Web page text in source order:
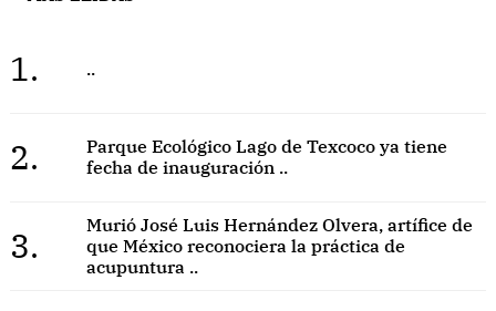
1. ..
2.
Parque Ecológico Lago de Texcoco ya tiene
fecha de inauguración ..
3.
Murió José Luis Hernández Olvera, artífice de
que México reconociera la práctica de
acupuntura ..